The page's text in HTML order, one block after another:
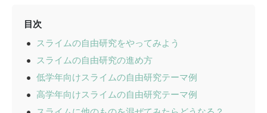
目次
スライムの自由研究をやってみよう
スライムの自由研究の進め方
低学年向けスライムの自由研究テーマ例
高学年向けスライムの自由研究テーマ例